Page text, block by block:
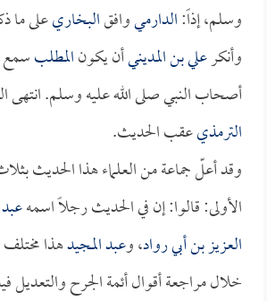
وسلم، إذاً:الدارميوافقالبخاريعلى ما
وأنكرعلي بن المدينيأن يكونالمطلب
أصحاب النبي صلى الله عليه وسلم. انتهى
الترمذيعقب الحديث.
وقد أعلّ جماعة من العلماء هذا الحديث
الأولى: قالوا: إن في الحديث رجلاً اسمه
العزيز بن أبي رواد، وعبد المجيدهذا مختلف
خلال مراجعة أقوال أئمة الجرح والتعديل